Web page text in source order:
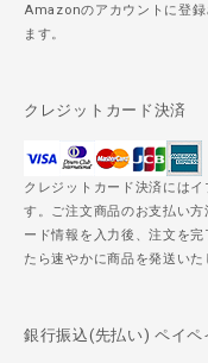
Amazonのアカウントに登
ます。
クレジットカード決済
クレジットカード決済には
す。ご注文商品のお支払い
ード情報を入力後、注文を
たら速やかに商品を発送いた
銀行振込(先払い) ペイペ